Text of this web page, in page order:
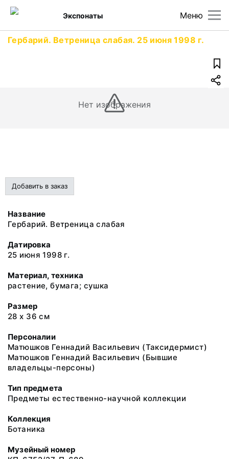
Меню
Экспонаты
Гербарий. Ветреница слабая. 25 июня 1998 г.
Нет изображения
Добавить в заказ
Название
Гербарий. Ветреница слабая
Датировка
25 июня 1998 г.
Материал, техника
растение, бумага; сушка
Размер
28 х 36 см
Персоналии
Матюшков Геннадий Васильевич (Таксидермист)
Матюшков Геннадий Васильевич (Бывшие
владельцы-персоны)
Тип предмета
Предметы естественно-научной коллекции
Коллекция
Ботаника
Музейный номер